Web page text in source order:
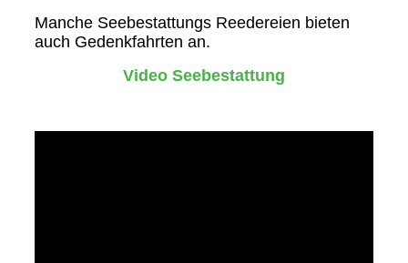
Manche Seebestattungs Reedereien bieten
auch Gedenkfahrten an.
Video Seebestattung